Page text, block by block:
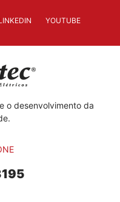
YOUTUBE
o desenvolvimento da